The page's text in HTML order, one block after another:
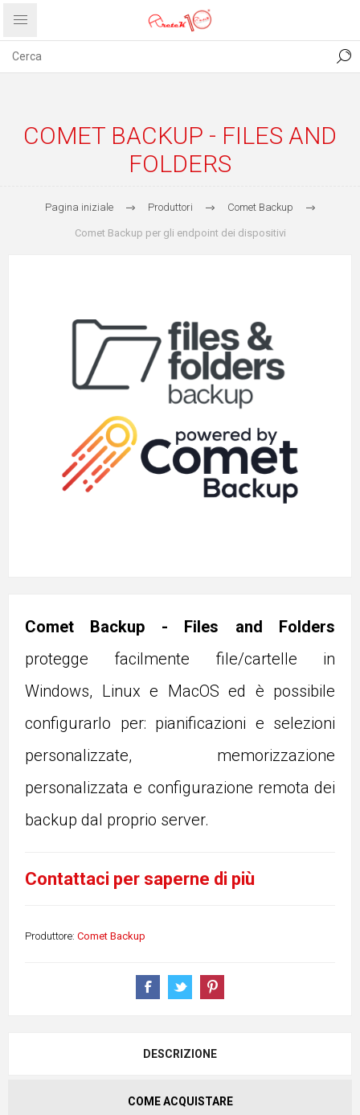
PRIVACY ABOUT US
COMET BACKUP - FILES AND
FOLDERS
Pagina iniziale Produttori Comet Backup
Comet Backup per gli endpoint dei dispositivi
Comet Backup - Files and Folders
protegge facilmente file/cartelle in
Windows, Linux e MacOS ed è possibile
configurarlo per: pianificazioni e selezioni
personalizzate, memorizzazione
personalizzata e configurazione remota dei
backup dal proprio server.
Contattaci per saperne di più
Produttore: Comet Backup
DESCRIZIONE
COME ACQUISTARE